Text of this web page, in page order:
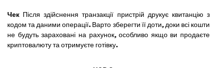
Чек Після здійснення транзакції пристрій друкує квитанцію з
кодом та даними операції. Варто зберегти її доти, доки всі кошти
не будуть зараховані на рахунок, особливо якщо ви продаєте
криптовалюту та отримуєте готівку.